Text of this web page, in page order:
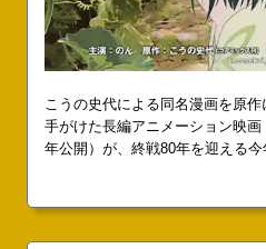
こうの史代による同名漫画を原
⼿がけた⻑編アニメーション映
年公開）が、終戦80年を迎える今
しました。上映にあたり⽚渕須
アルが解禁となりました。また